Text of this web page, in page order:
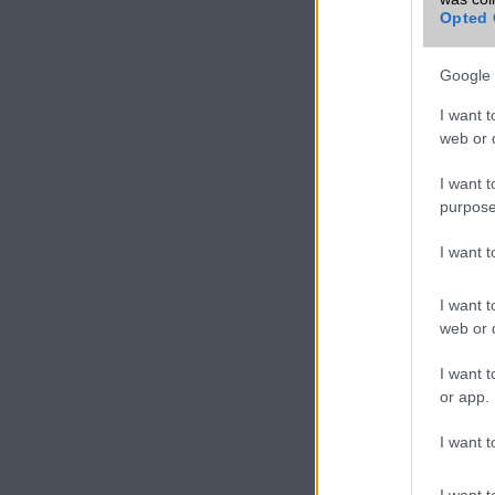
Opted
Google
I want
web or
I want
I want
I want
web or
I want
or app.
I want